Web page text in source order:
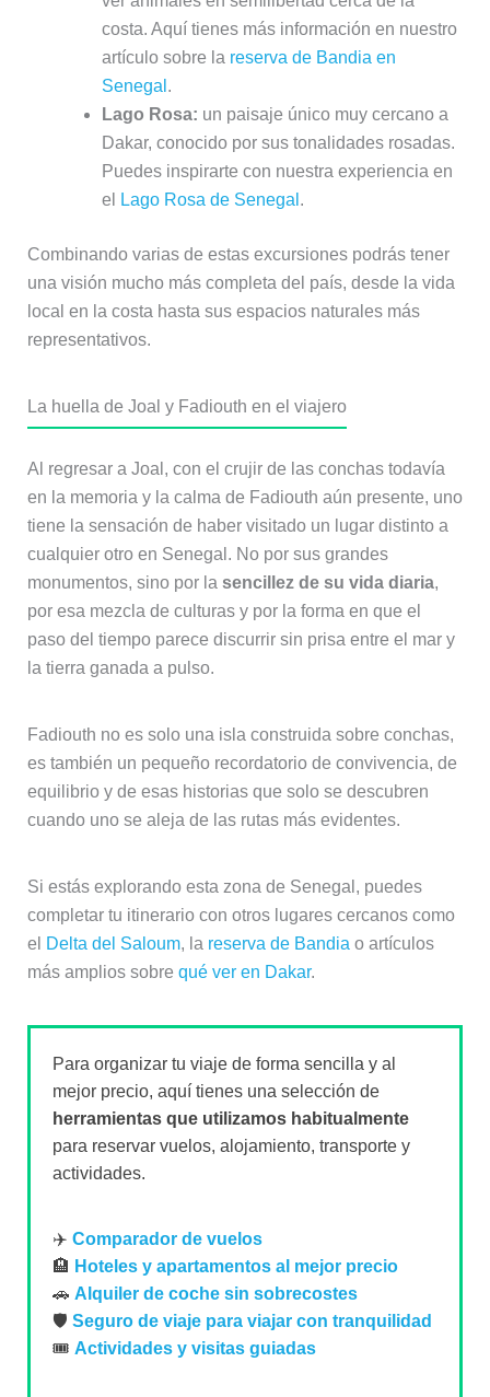
costa. Aquí tienes más información en nuestro
artículo sobre la reserva de Bandia en
Senegal .
Lago Rosa: un paisaje único muy cercano a
Dakar, conocido por sus tonalidades rosadas.
Puedes inspirarte con nuestra experiencia en
el
Lago Rosa de Senegal .
Combinando varias de estas excursiones podrás tener
una visión mucho más completa del país, desde la vida
local en la costa hasta sus espacios naturales más
representativos.
La huella de Joal y Fadiouth en el viajero
Al regresar a Joal, con el crujir de las conchas todavía
en la memoria y la calma de Fadiouth aún presente, uno
tiene la sensación de haber visitado un lugar distinto a
cualquier otro en Senegal. No por sus grandes
monumentos, sino por la sencillez de su vida diaria,
por esa mezcla de culturas y por la forma en que el
paso del tiempo parece discurrir sin prisa entre el mar y
la tierra ganada a pulso.
Fadiouth no es solo una isla construida sobre conchas,
es también un pequeño recordatorio de convivencia, de
equilibrio y de esas historias que solo se descubren
cuando uno se aleja de las rutas más evidentes.
Si estás explorando esta zona de Senegal, puedes
completar tu itinerario con otros lugares cercanos como
el
Delta del Saloum, la reserva de Bandia o artículos
más amplios sobre qué ver en Dakar.
Para organizar tu viaje de forma sencilla y al
mejor precio, aquí tienes una selección de
herramientas que utilizamos habitualmente
para reservar vuelos, alojamiento, transporte y
actividades.
✈️ Comparador de vuelos
🏨 Hoteles y apartamentos al mejor precio
🚗 Alquiler de coche sin sobrecostes
🛡️ Seguro de viaje para viajar con tranquilidad
🎟️ Actividades y visitas guiadas